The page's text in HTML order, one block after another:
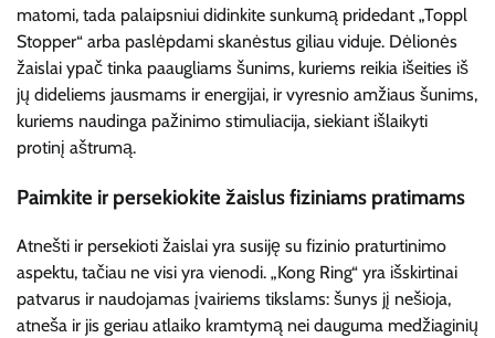
matomi, tada palaipsniui didinkite sunkumą pridedant „Toppl
Stopper“ arba paslėpdami skanėstus giliau viduje. Dėlionės
žaislai ypač tinka paaugliams šunims, kuriems reikia išeities iš
jų dideliems jausmams ir energijai, ir vyresnio amžiaus šunims,
kuriems naudinga pažinimo stimuliacija, siekiant išlaikyti
protinį aštrumą.
Paimkite ir persekiokite žaislus fiziniams pratimams
Atnešti ir persekioti žaislai yra susiję su fizinio praturtinimo
aspektu, tačiau ne visi yra vienodi. „Kong Ring“ yra išskirtinai
patvarus ir naudojamas įvairiems tikslams: šunys jį nešioja,
atneša ir jis geriau atlaiko kramtymą nei dauguma medžiaginių